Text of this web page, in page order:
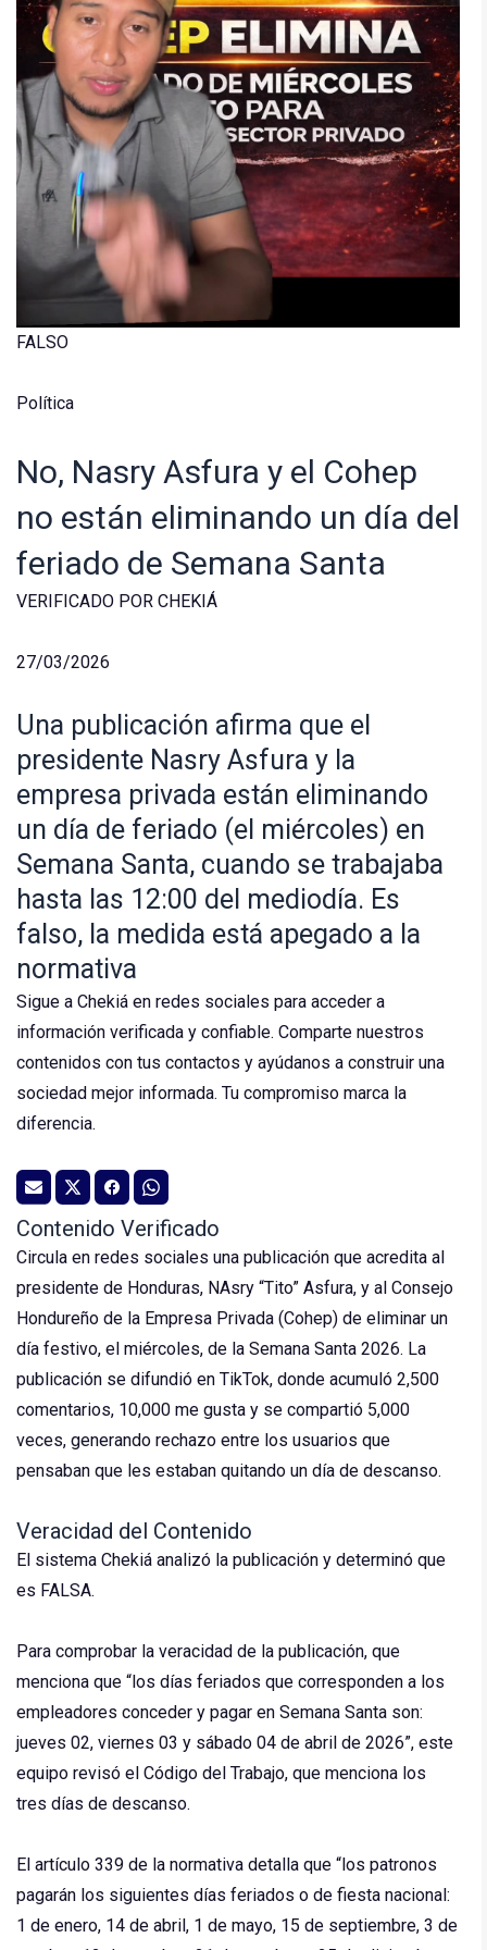
FALSO
Política
No, Nasry Asfura y el Cohep
no están eliminando un día del
feriado de Semana Santa
VERIFICADO POR CHEKIÁ
27/03/2026
Una publicación afirma que el
presidente Nasry Asfura y la
empresa privada están eliminando
un día de feriado (el miércoles) en
Semana Santa, cuando se trabajaba
hasta las 12:00 del mediodía. Es
falso, la medida está apegado a la
normativa
Sigue a Chekiá en redes sociales para acceder a
información verificada y confiable. Comparte nuestros
contenidos con tus contactos y ayúdanos a construir una
sociedad mejor informada. Tu compromiso marca la
diferencia.
Contenido Verificado
Circula en redes sociales una publicación que acredita al
presidente de Honduras, NAsry “Tito” Asfura, y al Consejo
Hondureño de la Empresa Privada (Cohep) de eliminar un
día festivo, el miércoles, de la Semana Santa 2026. La
publicación se difundió en TikTok, donde acumuló 2,500
comentarios, 10,000 me gusta y se compartió 5,000
veces, generando rechazo entre los usuarios que
pensaban que les estaban quitando un día de descanso.
Veracidad del Contenido
El sistema Chekiá analizó la publicación y determinó que
es FALSA.
Para comprobar la veracidad de la publicación, que
menciona que “los días feriados que corresponden a los
empleadores conceder y pagar en Semana Santa son:
jueves 02, viernes 03 y sábado 04 de abril de 2026”, este
equipo revisó el Código del Trabajo, que menciona los
tres días de descanso.
El artículo 339 de la normativa detalla que “los patronos
pagarán los siguientes días feriados o de fiesta nacional:
1 de enero, 14 de abril, 1 de mayo, 15 de septiembre, 3 de